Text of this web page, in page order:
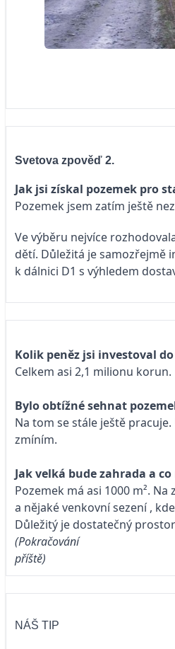
Svetova zpověď 2.
Jak jsi získal pozemek pro
Pozemek jsem zatím ještě
Ve výběru nejvíce
dětí. Důležitá je samozřejmě
k dálnici D1 s výhledem
Kolik peněz jsi investoval
Celkem asi 2,1 milionu korun.
Bylo obtížné sehnat
Na tom se stále ještě
zmíním.
Jak velká bude zahrada a
Pozemek má asi 1000 m².
a nějaké venkovní sezení ,
Důležitý je dostatečný
(Pokračování
NÁŠ TIP